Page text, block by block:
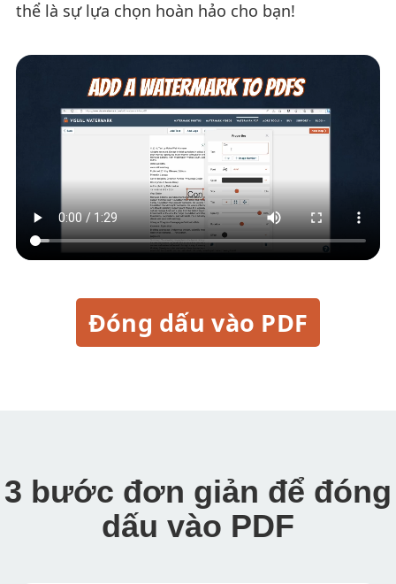
thể là sự lựa chọn hoàn hảo cho bạn!
Đóng dấu vào PDF
3 bước đơn giản để đóng
dấu vào PDF